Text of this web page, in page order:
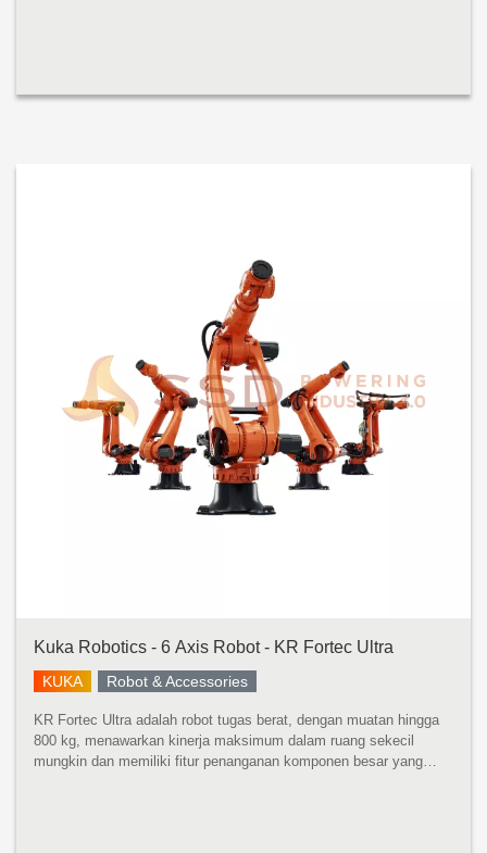
Kuka Robotics - 6 Axis Robot - KR Fortec Ultra
KUKA Robot & Accessories
KR Fortec Ultra adalah robot tugas berat, dengan muatan hingga
800 kg, menawarkan kinerja maksimum dalam ruang sekecil
mungkin dan memiliki fitur penanganan komponen besar yang